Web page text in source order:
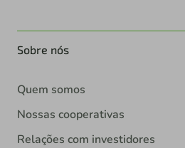
Sobre nós
Quem somos
Nossas cooperativas
Relações com investidores